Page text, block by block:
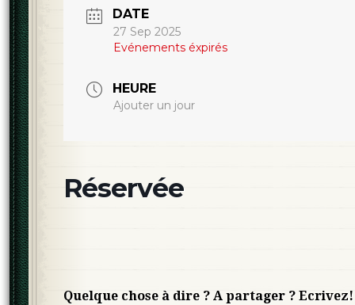
DATE
27 Sep 2025
Evénements éxpirés
HEURE
Ajouter un jour
Réservée
Quelque chose à dire ? A partager ? Ecrivez!